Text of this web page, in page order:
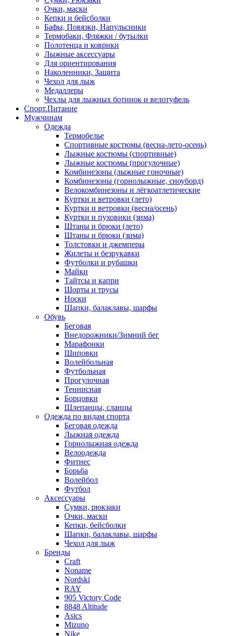
Очки, маски
Кепки и бейсболки
Бафы, Повязки, Напульсники
Термобаки, Фляжки / бутылки
Полотенца и коврики
Лыжные аксессуары
Для ориентирования
Наколенники, Защита
Чехол для лыж
Медаллеры
Чехлы для лыжных ботинок и велотуфель
Спорт.Питание
Мужчинам
Одежда
Термобелье
Спортивные костюмы (весна-лето-осень)
Лыжные костюмы (спортивные)
Лыжные костюмы (прогулочные)
Комбинезоны (лыжные гоночные)
Комбинезоны (горнолыжные, сноуборд)
Велокомбинезоны и лёгкоатлетические
Куртки и ветровки (лето)
Куртки и ветровки (весна/осень)
Куртки и пуховики (зима)
Штаны и брюки (лето)
Штаны и брюки (зима)
Толстовки и джемперы
Жилеты и безрукавки
Футболки и рубашки
Майки
Тайтсы и капри
Шорты и трусы
Носки
Шапки, балаклавы, шарфы
Обувь
Беговая
Внедорожники/Зимний бег
Марафонки
Шиповки
Волейбольная
Футбольная
Прогулочная
Теннисная
Борцовки
Шлепанцы, сланцы
Одежда по видам спорта
Беговая одежда
Лыжная одежда
Горнолыжная одежда
Велоодежда
Фитнес
Борьба
Волейбол
Футбол
Аксессуары
Сумки, рюкзаки
Очки, маски
Кепки, бейсболки
Шапки, балаклавы, шарфы
Чехол для лыж
Бренды
Craft
Noname
Nordski
RAY
905 Victory Code
8848 Altitude
Asics
Mizuno
Nike